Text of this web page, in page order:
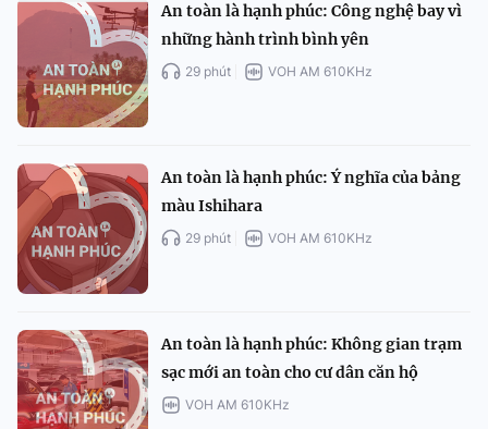
An toàn là hạnh phúc: Công nghệ bay vì
những hành trình bình yên
29 phút VOH AM 610KHz
An toàn là hạnh phúc: Ý nghĩa của bảng
màu Ishihara
29 phút VOH AM 610KHz
An toàn là hạnh phúc: Không gian trạm
sạc mới an toàn cho cư dân căn hộ
VOH AM 610KHz